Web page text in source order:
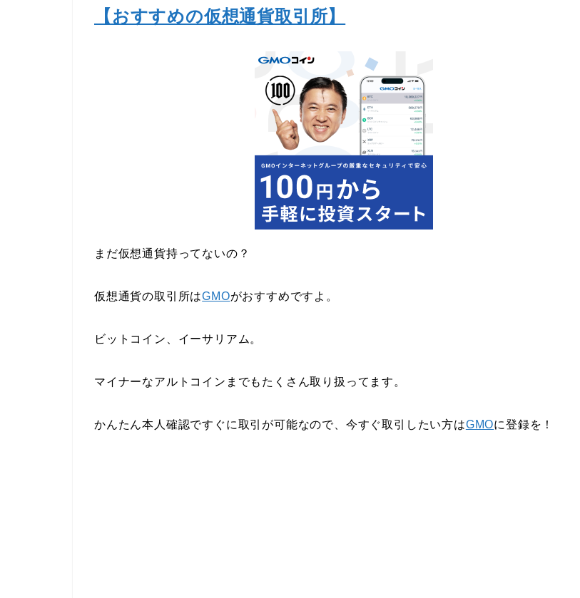
【おすすめの仮想通貨取引所】
まだ仮想通貨持ってないの？
仮想通貨の取引所はGMOがおすすめですよ。
ビットコイン、イーサリアム。
マイナーなアルトコインまでもたくさん取り扱ってます。
かんたん本人確認ですぐに取引が可能なので、今すぐ取引したい方はGMOに登録を！